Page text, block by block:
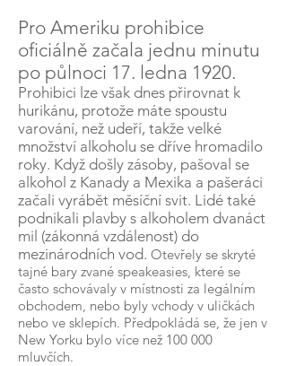
Pro Ameriku prohibice
oficiálně začala jednu minutu
po půlnoci 17. ledna 1920.
Prohibici lze však dnes přirovnat k
hurikánu, protože máte spoustu
varování, než udeří, takže velké
množství alkoholu se dříve hromadilo
roky. Když došly zásoby, pašoval se
alkohol z Kanady a Mexika a pašeráci
začali vyrábět měsíční svit. Lidé také
podnikali plavby s alkoholem dvanáct
mil (zákonná vzdálenost) do
mezinárodních vod. Otevřely se skryté
tajné bary zvané speakeasies, které se
často schovávaly v místnosti za legálním
obchodem, nebo byly vchody v uličkách
nebo ve sklepích. Předpokládá se, že jen v
New Yorku bylo více než 100 000
mluvčích.